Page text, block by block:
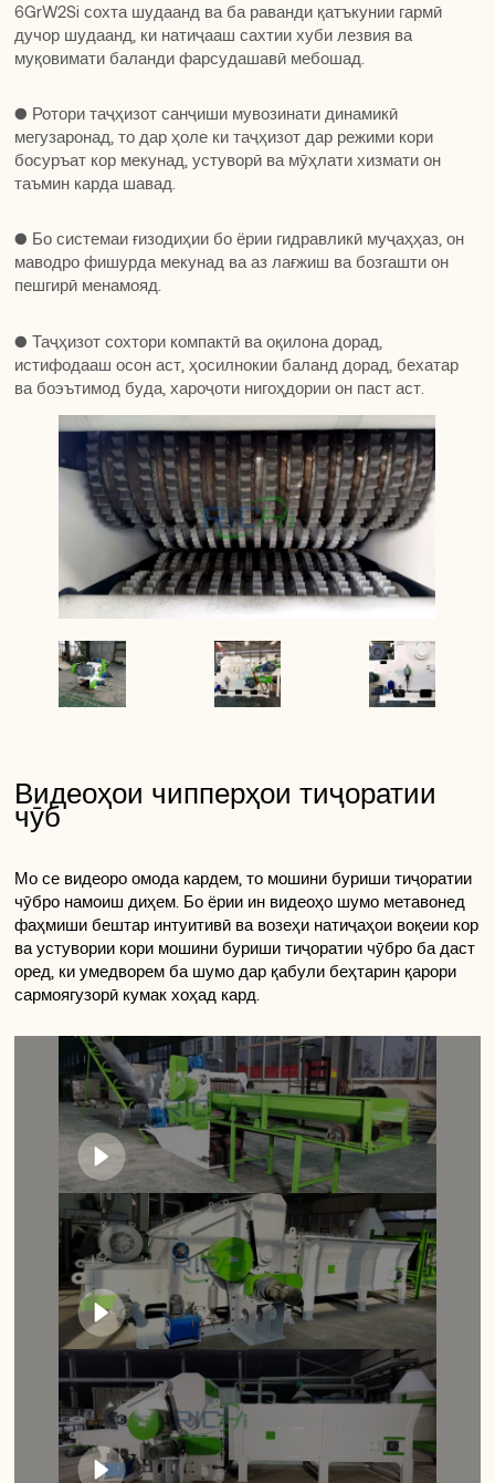
кафшеркунии муҳофизатшудаи карбондиоксид муҷаҳҳаз
аст, ки мӯҳлати хизмати онро дарозтар мекунад.
обгузар кори устувор ва хароҷоти пасти нигоҳдориро таъмин
мекунанд.
● Таҷҳизот бо дастгоҳи автоматии ҳифзи барзиёдии бор
6GrW2Si сохта шудаанд ва ба раванди қатъкунии гармӣ
дучор шудаанд, ки натиҷааш сахтии хуби лезвия ва
муқовимати баланди фарсудашавӣ мебошад.
● Ротори таҷҳизот санҷиши мувозинати динамикӣ
мегузаронад, то дар ҳоле ки таҷҳизот дар режими кори
босуръат кор мекунад, устуворӣ ва мӯҳлати хизмати он
таъмин карда шавад.
● Бо системаи ғизодиҳии бо ёрии гидравликӣ муҷаҳҳаз, он
маводро фишурда мекунад ва аз лағжиш ва бозгашти он
пешгирӣ менамояд.
● Таҷҳизот сохтори компактӣ ва оқилона дорад,
истифодааш осон аст, ҳосилнокии баланд дорад, бехатар
ва боэътимод буда, хароҷоти нигоҳдории он паст аст.
кафшеркунии муҳофизатшудаи карбондиоксид муҷаҳҳаз
аст, ки мӯҳлати хизмати онро дарозтар мекунад.
обгузар кори устувор ва хароҷоти пасти нигоҳдориро таъмин
мекунанд.
● Таҷҳизот бо дастгоҳи автоматии ҳифзи барзиёдии бор
6GrW2Si сохта шудаанд ва ба раванди қатъкунии гармӣ
дучор шудаанд, ки натиҷааш сахтии хуби лезвия ва
муқовимати баланди фарсудашавӣ мебошад.
● Ротори таҷҳизот санҷиши мувозинати динамикӣ
мегузаронад, то дар ҳоле ки таҷҳизот дар режими кори
босуръат кор мекунад, устуворӣ ва мӯҳлати хизмати он
таъмин карда шавад.
● Бо системаи ғизодиҳии бо ёрии гидравликӣ муҷаҳҳаз, он
маводро фишурда мекунад ва аз лағжиш ва бозгашти он
пешгирӣ менамояд.
● Таҷҳизот сохтори компактӣ ва оқилона дорад,
истифодааш осон аст, ҳосилнокии баланд дорад, бехатар
ва боэътимод буда, хароҷоти нигоҳдории он паст аст.
Видеоҳои чипперҳои тиҷоратии
чӯб
Мо се видеоро омода кардем, то мошини буриши тиҷоратии
чӯбро намоиш диҳем. Бо ёрии ин видеоҳо шумо метавонед
фаҳмиши бештар интуитивӣ ва возеҳи натиҷаҳои воқеии кор
ва устувории кори мошини буриши тиҷоратии чӯбро ба даст
оред, ки умедворем ба шумо дар қабули беҳтарин қарори
сармоягузорӣ кумак хоҳад кард.